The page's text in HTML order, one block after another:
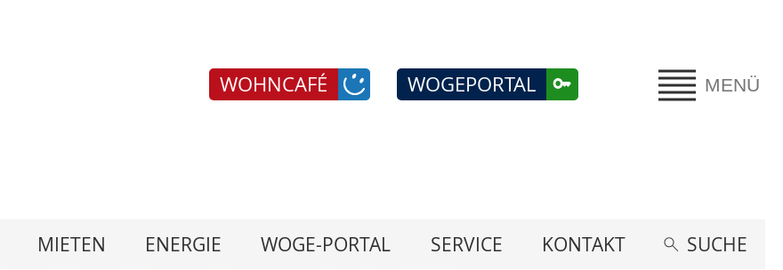
MENÜ
WOGEPORTAL
WOHNCAFÉ
MIETEN ENERGIE WOGE-PORTAL SERVICE KONTAKT SUCHE